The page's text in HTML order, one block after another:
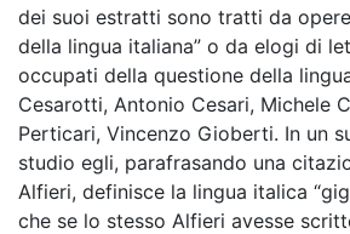
dei suoi estratti sono tratti da
della lingua italiana” o da elogi di
occupati della questione della
Cesarotti, Antonio Cesari, Michele
Perticari, Vincenzo Gioberti. In un
studio egli, parafrasando una
Alfieri, definisce la lingua italica
che se lo stesso Alfieri avesse